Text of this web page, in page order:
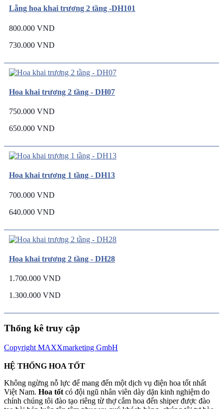
Lẵng hoa khai trương 2 tầng -DH101
800.000 VND
730.000 VND
Hoa khai trương 2 tầng - DH07
750.000 VND
650.000 VND
Hoa khai trương 1 tầng - DH13
700.000 VND
640.000 VND
Hoa khai trương 2 tầng - DH28
1.700.000 VND
1.300.000 VND
Thống kê truy cập
Copyright MAXXmarketing GmbH
HỆ THỐNG HOA TỐT
Không ngừng nỗ lực để mang đến một dịch vụ điện hoa tốt nhất
Việt Nam. Hoa tốt có đội ngũ nhân viên dày dặn kinh nghiệm do
chính chúng tôi đào tạo riêng từ thợ cắm hoa đến shiper được đào